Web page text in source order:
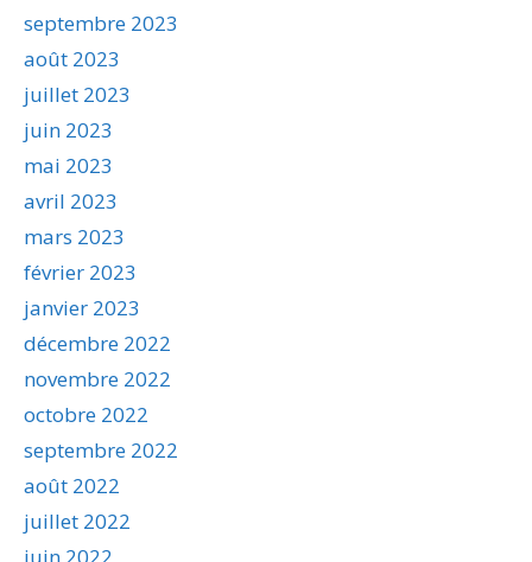
septembre 2023
août 2023
juillet 2023
juin 2023
mai 2023
avril 2023
mars 2023
février 2023
janvier 2023
décembre 2022
novembre 2022
octobre 2022
septembre 2022
août 2022
juillet 2022